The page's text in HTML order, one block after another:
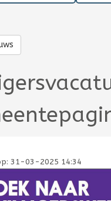
31-03-2025 14:34